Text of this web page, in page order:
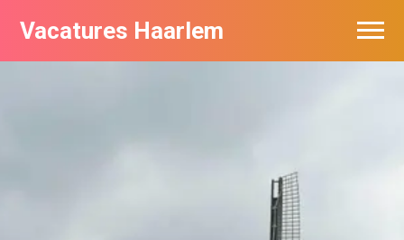
Vacatures Haarlem
Vacatures per bedrijf in Haarlem